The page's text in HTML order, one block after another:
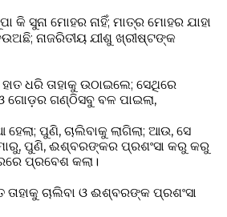
କି ସୁନା ମୋହର ନାହିଁ; ମାତ୍ର ମୋହର ଯାହା
ନାଜରିତୀୟ ଯୀଶୁ ଖ୍ରୀଷ୍ଟଙ୍କ
ହାତ ଧରି ତାହାକୁ ଉଠାଇଲେ; ସେଥିରେ
ଗୋଡ଼ର ଗଣ୍ଠିସବୁ ବଳ ପାଇଲା,
ପୁଣି, ଚାଲିବାକୁ ଲାଗିଲା; ଆଉ, ସେ
ମାରୁ, ପୁଣି, ଈଶ୍ବରଙ୍କର ପ୍ରଶଂସା କରୁ କରୁ
ପ୍ରବେଶ କଲା।
ଚାଲିବା ଓ ଈଶ୍ବରଙ୍କ ପ୍ରଶଂସା